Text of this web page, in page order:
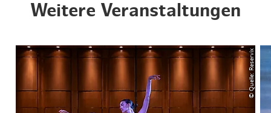
Weitere Veranstaltungen
© Quelle: Reservix